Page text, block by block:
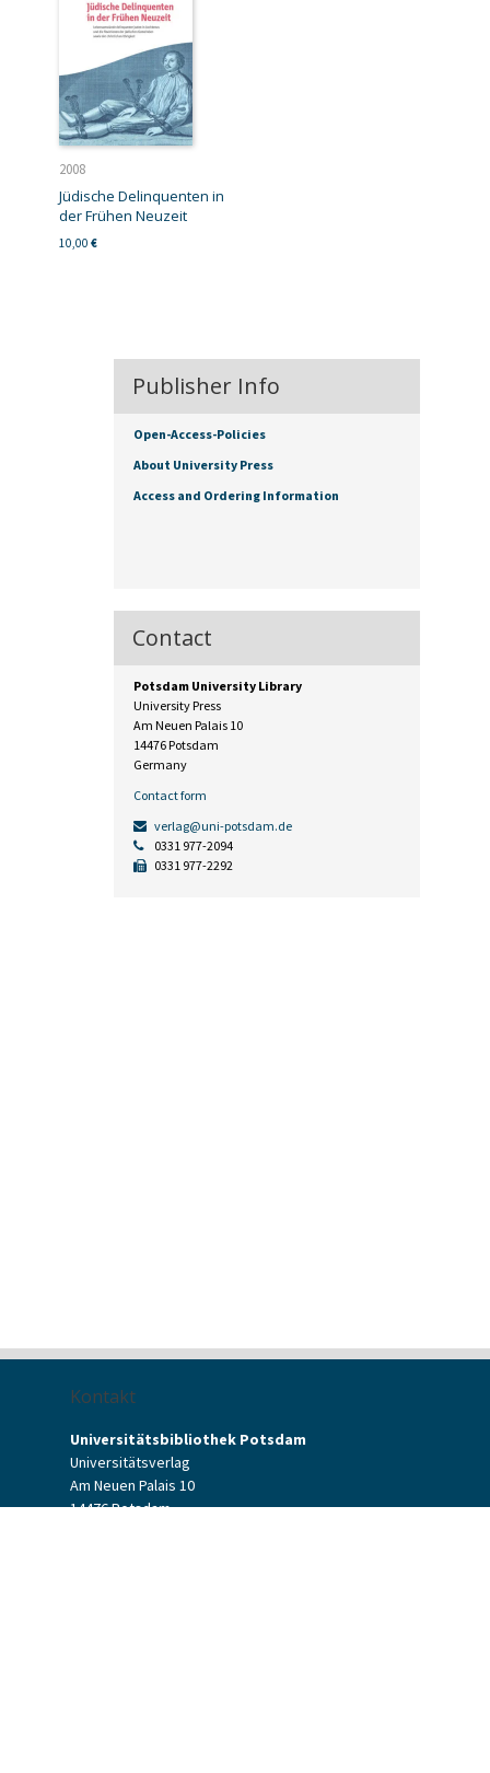
2008
Jüdische Delinquenten in
der Frühen Neuzeit
10,00 €
Publisher Info
Open-Access-Policies
About University Press
Access and Ordering Information
Contact
Potsdam University Library
University Press
Am Neuen Palais 10
14476 Potsdam
Germany
Contact form
verlag@uni-potsdam.de
0331 977-2094
0331 977-2292
Kontakt
Universitätsbibliothek Potsdam
Universitätsverlag
Am Neuen Palais 10
14476 Potsdam